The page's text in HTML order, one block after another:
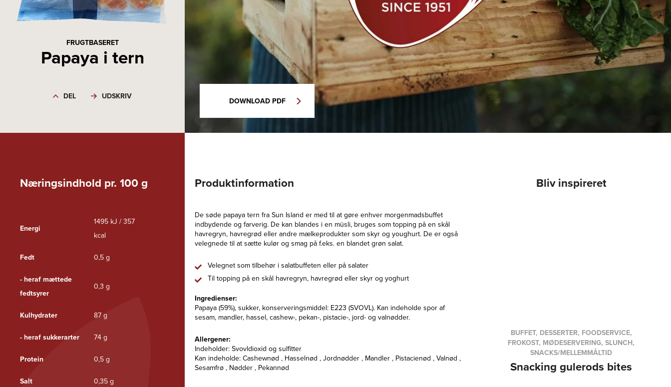
FRUGTBASERET
Papaya i tern
DEL UDSKRIV DOWNLOAD PDF
Næringsindhold pr. 100 g
Energi
1495 kJ / 357
kcal
Fedt 0,5 g
- heraf mættede
fedtsyrer
0,3 g
Kulhydrater 87 g
- heraf sukkerarter 74 g
Protein 0,5 g
Salt 0,35 g
Produktinformation
De søde papaya tern fra Sun Island er med til at gøre enhver morgenmadsbuffet
indbydende og farverig. De kan blandes i en müsli, bruges som topping på en skål
havregryn, havregrød eller andre mælkeprodukter som skyr og youghurt. De er også
velegnede til at sætte kulør og smag på f.eks. en blandet grøn salat.
Velegnet som tilbehør i salatbuffeten eller på salater
Til topping på en skål havregryn, havregrød eller skyr og yoghurt
Ingredienser:
Papaya (59%), sukker, konserveringsmiddel: E223 (SVOVL). Kan indeholde spor af
sesam, mandler, hassel, cashew-, pekan-, pistacie-, jord- og valnødder.
Allergener:
Indeholder: Svovldioxid og sulfitter
Kan indeholde: Cashewnød , Hasselnød , Jordnødder , Mandler , Pistacienød , Valnød ,
Sesamfrø , Nødder , Pekannød
Bliv inspireret
BUFFET, DESSERTER, FOODSERVICE,
FROKOST, MØDESERVERING, SLUNCH,
SNACKS/MELLEMMÅLTID
Snacking gulerods bites